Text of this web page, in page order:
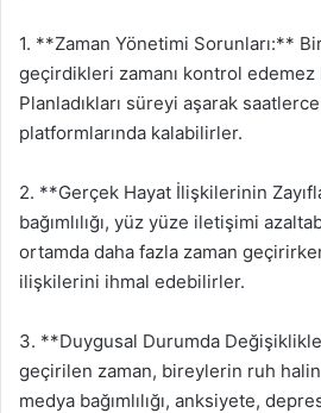
1. **Zaman Yönetimi Sorunları:**
geçirdikleri zamanı kontrol
Planladıkları süreyi aşarak
platformlarında kalabilirler.
2. **Gerçek Hayat İlişkilerinin
bağımlılığı, yüz yüze iletişimi
ortamda daha fazla zaman
ilişkilerini ihmal edebilirler.
3. **Duygusal Durumda
geçirilen zaman, bireylerin ruh
medya bağımlılığı, anksiyete,